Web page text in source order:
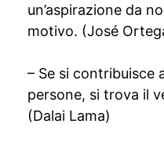
un’aspirazione da
motivo. (José
– Se si contribuisce
persone, si trova il
(Dalai Lama)